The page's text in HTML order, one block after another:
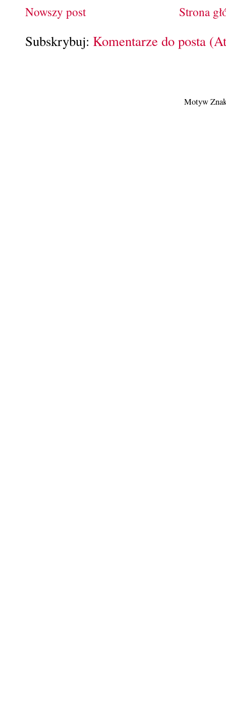
Nowszy post Strona
Subskrybuj: Komentarze do posta
Motyw